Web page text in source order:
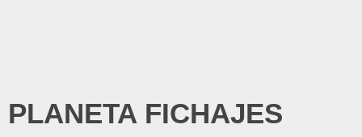
PLANETA FICHAJES